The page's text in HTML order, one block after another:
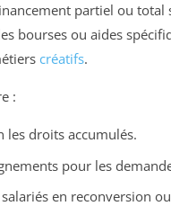
partiel ou
bourses ou aides
créatifs.
:
droits accumulés.
pour les
en reconversion